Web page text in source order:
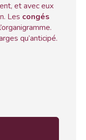
et avec eux
Les congés
qu’anticipé.